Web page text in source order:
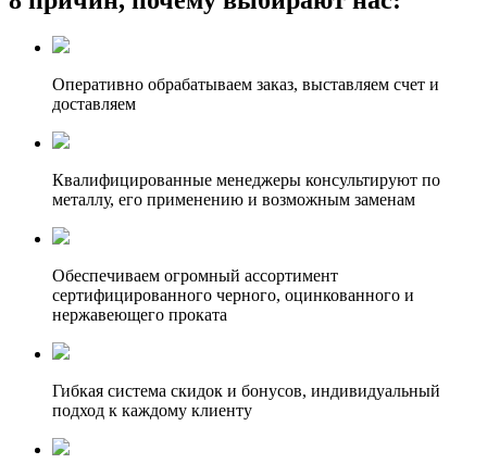
Оперативно обрабатываем заказ, выставляем счет и
доставляем
Квалифицированные менеджеры консультируют по
металлу, его применению и возможным заменам
Обеспечиваем огромный ассортимент
сертифицированного черного, оцинкованного и
нержавеющего проката
Гибкая система скидок и бонусов, индивидуальный
подход к каждому клиенту